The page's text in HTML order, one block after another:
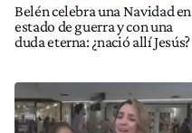
Belén celebra una Navidad en
estado de guerra y con una
duda eterna: ¿nació allí Jesús?